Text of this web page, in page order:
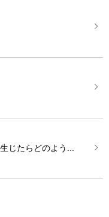
じたらどのよう...